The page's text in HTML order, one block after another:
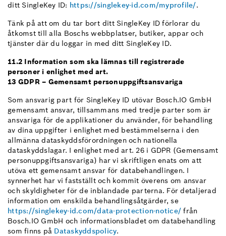
ditt SingleKey ID: https://singlekey-id.com/myprofile/.
Tänk på att om du tar bort ditt SingleKey ID förlorar du
åtkomst till alla Boschs webbplatser, butiker, appar och
tjänster där du loggar in med ditt SingleKey ID.
11.2 Information som ska lämnas till registrerade
personer i enlighet med art.
13 GDPR – Gemensamt personuppgiftsansvariga
Som ansvarig part för SingleKey ID utövar Bosch.IO GmbH
gemensamt ansvar, tillsammans med tredje parter som är
ansvariga för de applikationer du använder, för behandling
av dina uppgifter i enlighet med bestämmelserna i den
allmänna dataskyddsförordningen och nationella
dataskyddslagar. I enlighet med art. 26 i GDPR (Gemensamt
personuppgiftsansvariga) har vi skriftligen enats om att
utöva ett gemensamt ansvar för databehandlingen. I
synnerhet har vi fastställt och kommit överens om ansvar
och skyldigheter för de inblandade parterna. För detaljerad
information om enskilda behandlingsåtgärder, se
https://singlekey-id.com/data-protection-notice/ från
Bosch.IO GmbH och informationsbladet om databehandling
som finns på Dataskyddspolicy.